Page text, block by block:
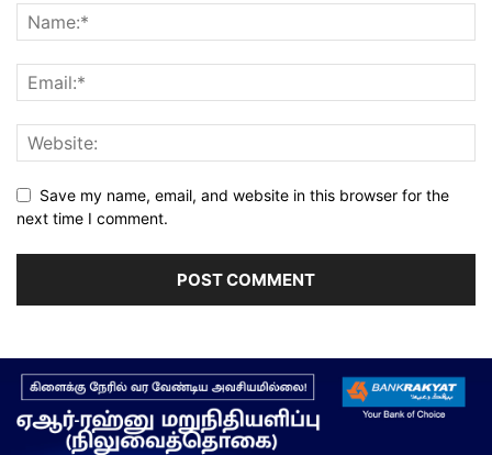
Save my name, email, and website in this browser for the
next time I comment.